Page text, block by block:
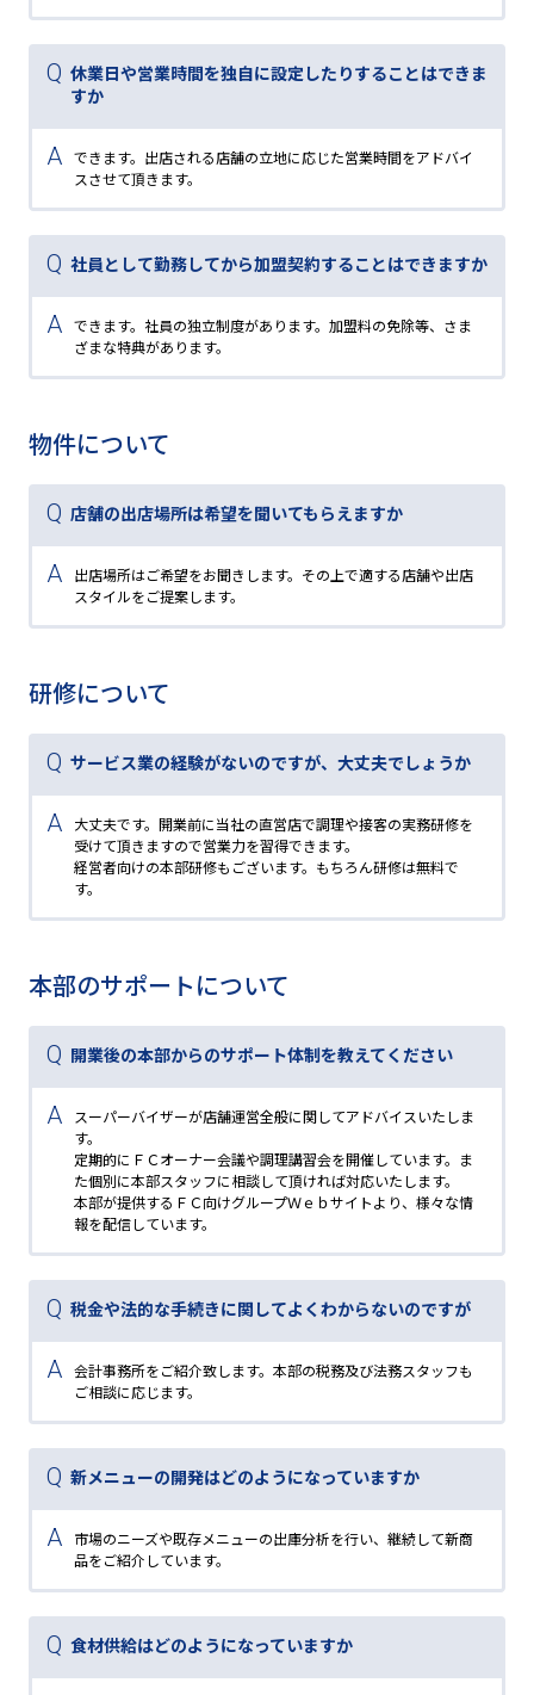
休業日や営業時間を独自に設定したりすることはできま
すか
できます。出店される店舗の立地に応じた営業時間をアドバイ
スさせて頂きます。
社員として勤務してから加盟契約することはできますか
できます。社員の独立制度があります。加盟料の免除等、さま
ざまな特典があります。
物件について
店舗の出店場所は希望を聞いてもらえますか
出店場所はご希望をお聞きします。その上で適する店舗や出店
スタイルをご提案します。
研修について
サービス業の経験がないのですが、大丈夫でしょうか
大丈夫です。開業前に当社の直営店で調理や接客の実務研修を
受けて頂きますので営業力を習得できます。
経営者向けの本部研修もございます。もちろん研修は無料で
す。
本部のサポートについて
開業後の本部からのサポート体制を教えてください
スーパーバイザーが店舗運営全般に関してアドバイスいたしま
す。
定期的にＦＣオーナー会議や調理講習会を開催しています。ま
た個別に本部スタッフに相談して頂ければ対応いたします。
本部が提供するＦＣ向けグループＷｅｂサイトより、様々な情
報を配信しています。
税金や法的な手続きに関してよくわからないのですが
会計事務所をご紹介致します。本部の税務及び法務スタッフも
ご相談に応じます。
新メニューの開発はどのようになっていますか
市場のニーズや既存メニューの出庫分析を行い、継続して新商
品をご紹介しています。
食材供給はどのようになっていますか